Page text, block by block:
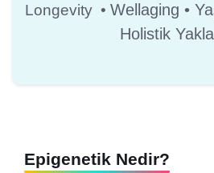
Longevity • Wellaging •
Holistik
Epigenetik Nedir?